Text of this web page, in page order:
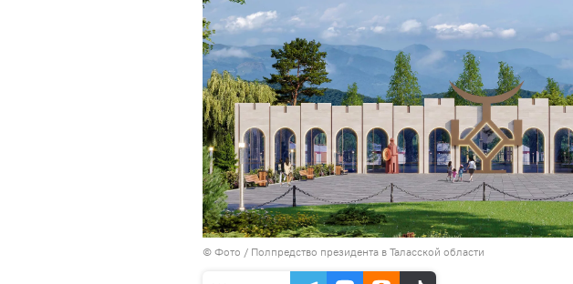
© Фото / Полпредство президента в Таласской области